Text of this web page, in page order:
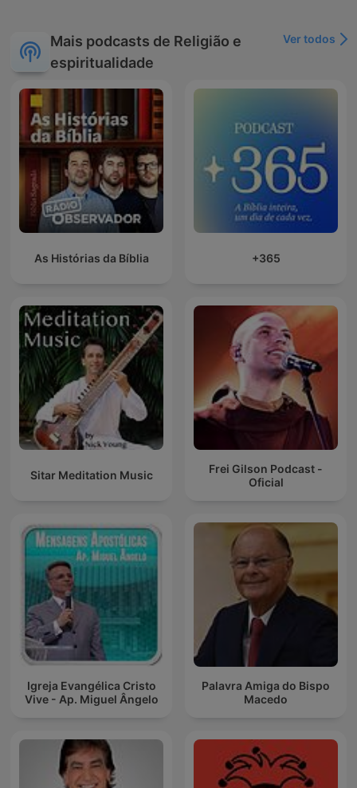
Mais podcasts de Religião e
espiritualidade
Ver todos
As Histórias da Bíblia +365
Sitar Meditation Music
Frei Gilson Podcast -
Oficial
Igreja Evangélica Cristo
Vive - Ap. Miguel Ângelo
Palavra Amiga do Bispo
Macedo